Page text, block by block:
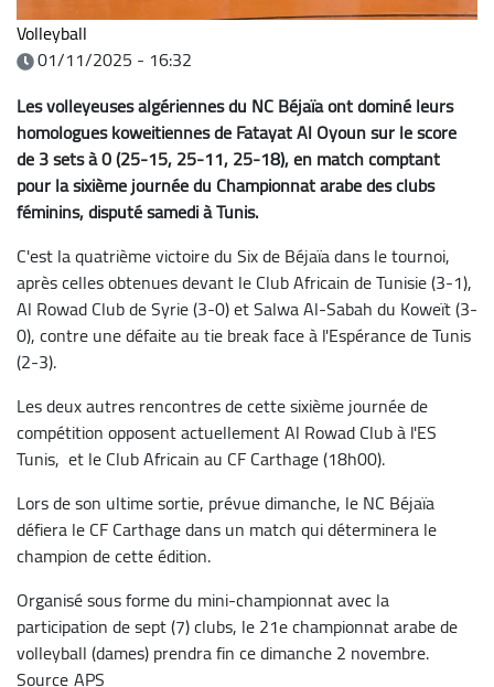
Volleyball
01/11/2025 - 16:32
Les volleyeuses algériennes du NC Béjaïa ont dominé leurs
homologues koweitiennes de Fatayat Al Oyoun sur le score
de 3 sets à 0 (25-15, 25-11, 25-18), en match comptant
pour la sixième journée du Championnat arabe des clubs
féminins, disputé samedi à Tunis.
C'est la quatrième victoire du Six de Béjaïa dans le tournoi,
après celles obtenues devant le Club Africain de Tunisie (3-1),
Al Rowad Club de Syrie (3-0) et Salwa Al-Sabah du Koweït (3-
0), contre une défaite au tie break face à l'Espérance de Tunis
(2-3).
Les deux autres rencontres de cette sixième journée de
compétition opposent actuellement Al Rowad Club à l'ES
Tunis, et le Club Africain au CF Carthage (18h00).
Lors de son ultime sortie, prévue dimanche, le NC Béjaïa
défiera le CF Carthage dans un match qui déterminera le
champion de cette édition.
Organisé sous forme du mini-championnat avec la
participation de sept (7) clubs, le 21e championnat arabe de
volleyball (dames) prendra fin ce dimanche 2 novembre.
SourceAPS